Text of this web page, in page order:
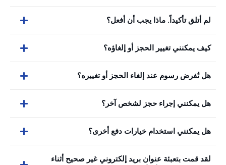
لم أتلق تأكيداً. ماذا يجب أن أفعل؟
كيف يمكنني تغيير الحجز أو إلغاؤه؟
هل تُفرض رسوم عند إلغاء الحجز أو تغييره؟
هل يمكنني إجراء حجز لشخص آخر؟
هل يمكنني استخدام خيارات دفع أخرى؟
لقد قمت بتعبئة عنوان بريد إلكتروني غير صحيح أثناء